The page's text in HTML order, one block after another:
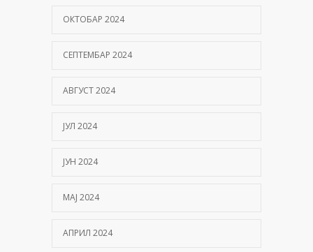
ОКТОБАР 2024
СЕПТЕМБАР 2024
АВГУСТ 2024
ЈУЛ 2024
ЈУН 2024
МАЈ 2024
АПРИЛ 2024